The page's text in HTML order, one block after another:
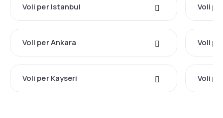
Voli per Istanbul Voli
Voli per Ankara Voli
Voli per Kayseri Voli